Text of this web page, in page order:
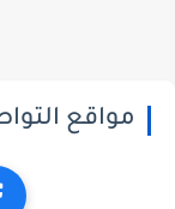
مواقع